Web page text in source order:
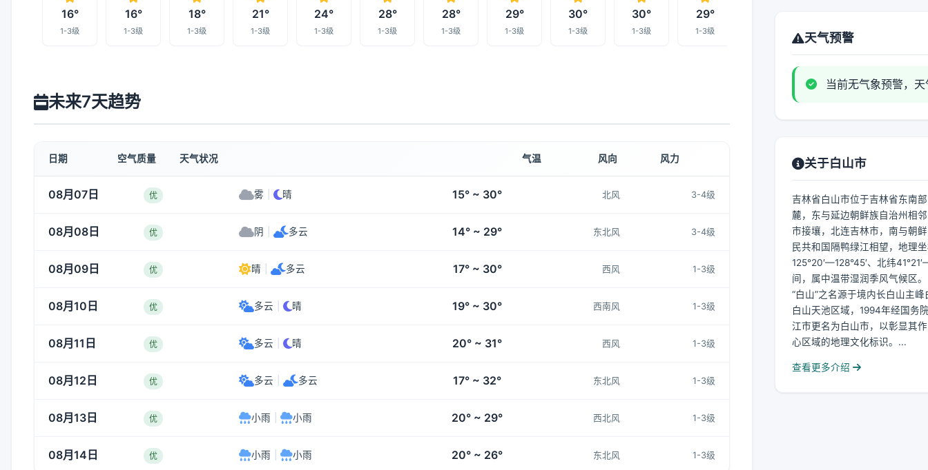
16°
1-3级
16°
1-3级
18°
1-3级
21°
1-3级
24°
1-3级
28°
1-3级
28°
1-3级
29°
1-3级
30°
1-3级
30°
1-3级
29°
1-3级 1-3级
未来7天趋势
日期 空气质量 天气状况 气温 风向 风力
08月07日 优 雾 晴 15° ~ 30° 北风 3-4级
08月08日 优 阴 多云 14° ~ 29° 东北风 3-4级
08月09日 优 晴 多云 17° ~ 30° 西风 1-3级
08月10日 优 多云 晴 19° ~ 30° 西南风 1-3级
08月11日 优 多云 晴 20° ~ 31° 西风 1-3级
08月12日 优 多云 多云 17° ~ 32° 东北风 1-3级
08月13日 优 小雨 小雨 20° ~ 29° 西北风 1-3级
08月14日 优 小雨 小雨 20° ~ 26° 东北风 1-3级
天气预警
当前无气象预警，
关于白山市
吉林省白山市位于吉林省东南
麓，东与延边朝鲜族自治州相
市接壤，北连吉林市，南与朝
民共和国隔鸭绿江相望，地理
125°20′—128°45′、北纬
间，属中温带湿润季风气候区。
“白山”之名源于境内长白山主
白山天池区域，1994年经国务
江市更名为白山市，以彰显其
心区域的地理文化标识。...
查看更多介绍